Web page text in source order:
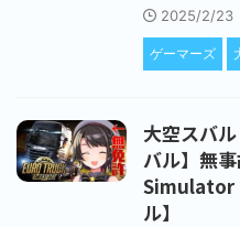
2025/2/23
ゲーマーズ
大空スバ
バル】無
Simulator
ル】